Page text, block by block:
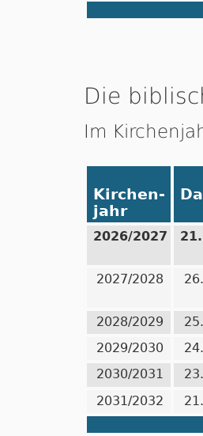
Die
Im
Kirchen-
jahr
2026/2027
2027/2028
2028/2029
2029/2030
2030/2031
2031/2032